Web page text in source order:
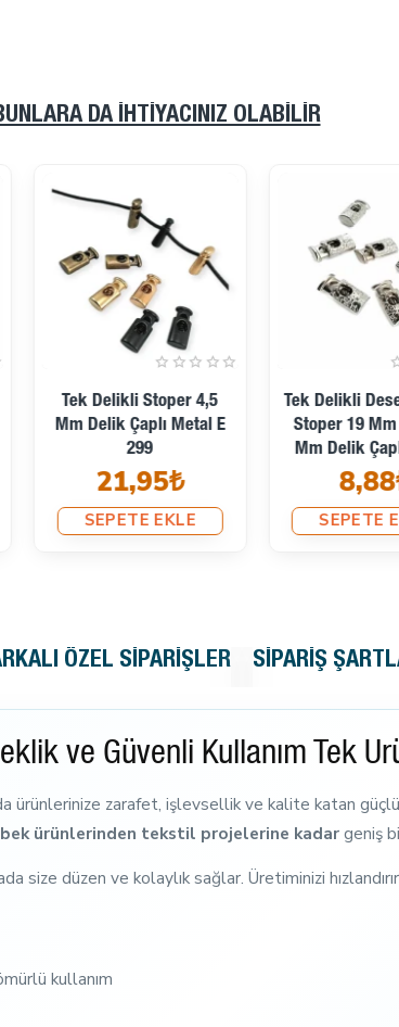
DA İHTIYACINIZ OLABILIR
15 Mm Tek
Düğmeli Çift
Delikli Kordon
22,18₺
Küp Şeker Stoper İki
Delikli Stoper 4 Mm
Kordon Girişli B0028
SEPETE EKLE
ÖZEL SIPARIŞLER SIPARIŞ
ve Güvenli Kullanım Tek
ürünlerinize zarafet, işlevsellik ve kalite katan
ürünlerinden tekstil projelerine kadargeniş
size düzen ve kolaylık sağlar. Üretiminizi
kullanım